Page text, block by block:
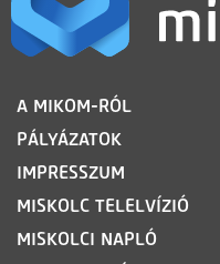
LÁBLÉC
A MIKOM-RÓL
PÁLYÁZATOK
IMPRESSZUM
MISKOLC TELELVÍZIÓ
MISKOLCI NAPLÓ